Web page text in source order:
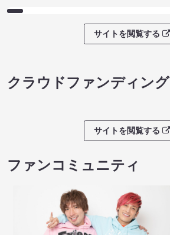
サイトを閲覧する
クラウドファンディング
サイトを閲覧する
ファンコミュニティ